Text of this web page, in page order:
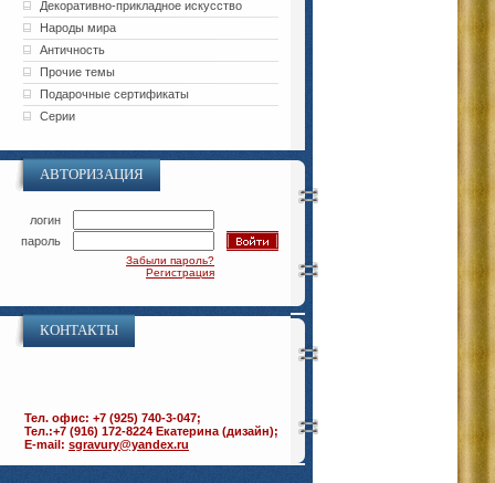
Декоративно-прикладное искусство
Народы мира
Античность
Прочие темы
Подарочные сертификаты
Серии
АВТОРИЗАЦИЯ
логин
пароль
Забыли пароль?
Регистрация
КОНТАКТЫ
Тел. офис: +7 (925) 740-3-047;
Тел.:+7 (916) 172-8224 Екатерина (дизайн);
E-mail: sgravury@yandex.ru